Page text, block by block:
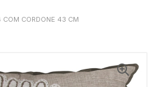
COM CORDONE 43 CM